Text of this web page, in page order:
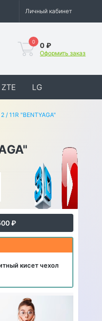
Личный кабинет
0 0 ₽
Оформить заказ
ZTE LG
/ 11R "BENTYAGA"
₽
кисет чехол